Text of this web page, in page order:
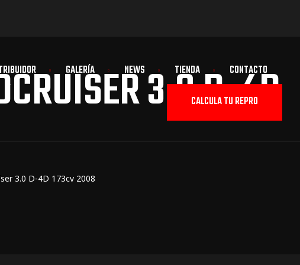
GALERÍA NEWS TIENDA CONTACTO
CALCULA TU REPRO
3.0 D-4D
3.0 D-4D 173cv 2008